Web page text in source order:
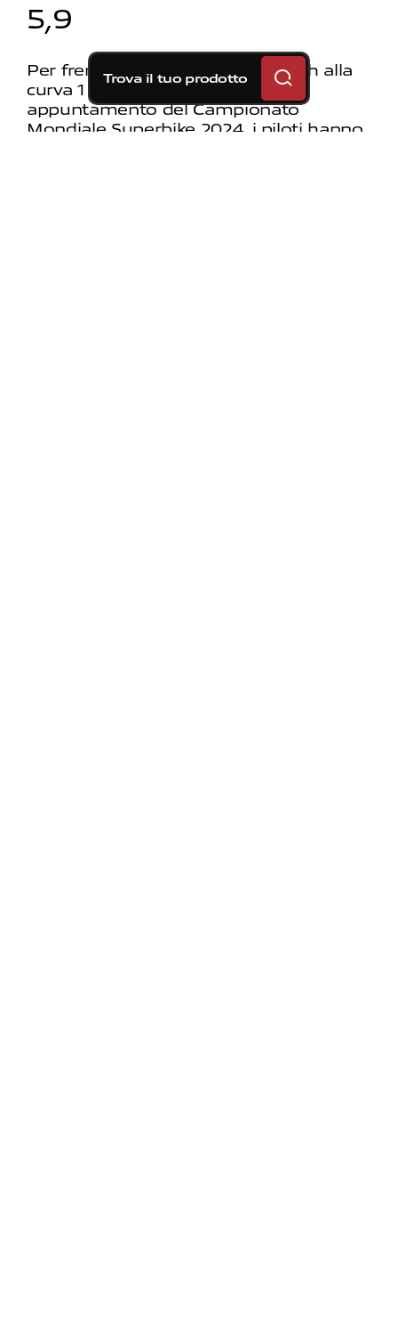
5,9
Per frenare da 315 km/h a 76 km/h alla
curva 1 di Estoril, penultimo
appuntamento del Campionato
Mondiale Superbike 2024, i piloti hanno
Trova il tuo prodotto